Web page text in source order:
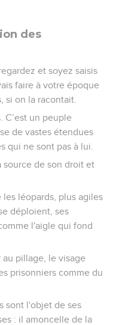
des
et soyez saisis
faire à votre époque
si on la racontait.
C’est un peuple
de vastes étendues
qui ne sont pas à lui.
source de son droit et
les léopards, plus agiles
déploient, ses
l'aigle qui fond
pillage, le visage
prisonniers comme du
sont l'objet de ses
: il amoncelle de la